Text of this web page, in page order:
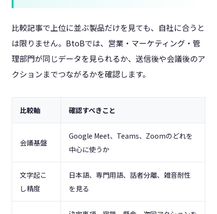
比較記事で上位に並ぶ製品だけを見ても、自社に合うと
は限りません。BtoBでは、営業・マーケティング・管
理部門が同じデータを見られるか、送信後や会議後のア
クションまでつながるかを確認します。
比較軸 確認すべきこと
会議基盤
Google Meet、Teams、Zoomのどれを
中心に使うか
文字起こ
し精度
日本語、専門用語、話者分離、雑音耐性
を見る